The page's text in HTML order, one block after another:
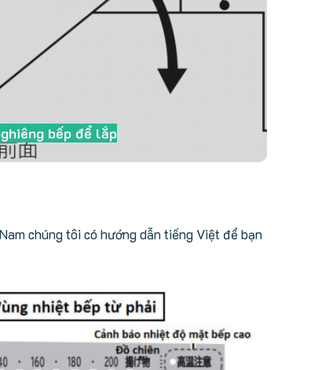
bếp để lắp
chúng tôi có hướng dẫn tiếng Việt để bạn